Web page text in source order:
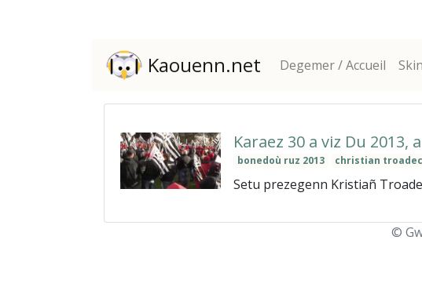
Kaouenn.net Degemer / Accueil
Karaez 30 a viz Du
bonedoù ruz 2013 christian troadec
Setu prezegenn Kristiañ
©